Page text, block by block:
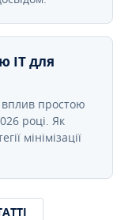
IT для
простою
році. Як
мінімізації